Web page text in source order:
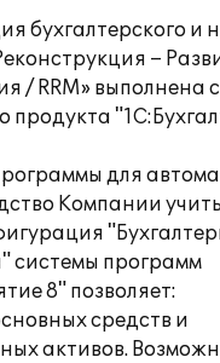
бухгалтерского и
–
/ RRM» выполнена
продукта
для
Компании
системы программ
8" позволяет:
средств и
активов.